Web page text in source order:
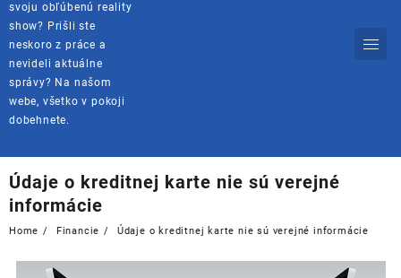
svoju obľúbenú reality
show? Prišli ste
neskoro z práce a
nevideli aktuálne
správy? Na našom
webe, všetko v pokoji
dobehnete.
Údaje o kreditnej karte nie sú verejné
informácie
Home Financie Údaje o kreditnej karte nie sú verejné informácie